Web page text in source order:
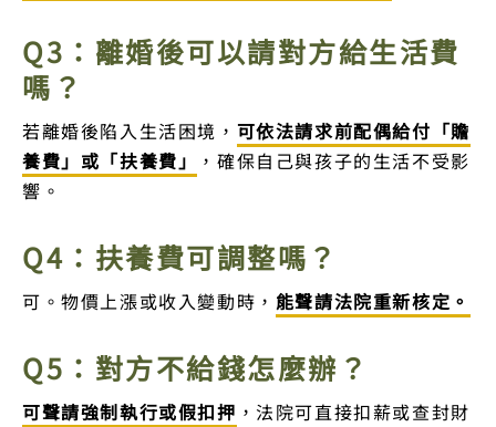
Q3：離婚後可以請對方給生活費
嗎？
若離婚後陷入生活困境， 可依法請求前配偶給付「贍
養費」或「扶養費」
，確保自己與孩子的生活不受影
響。
Q4：扶養費可調整嗎？
可。物價上漲或收入變動時， 能聲請法院重新核定。
Q5：對方不給錢怎麼辦？
可聲請強制執行或假扣押 ，法院可直接扣薪或查封財